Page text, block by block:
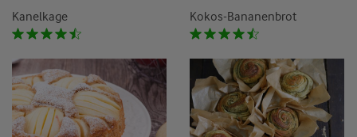
Kanelkage Kokos-Bananenbrot